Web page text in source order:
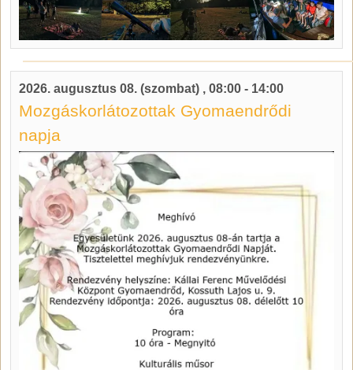
2026. augusztus 08. (szombat) , 08:00 - 14:00
Mozgáskorlátozottak Gyomaendrődi
napja